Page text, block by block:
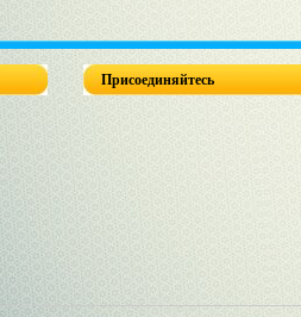
Присоединяйтесь